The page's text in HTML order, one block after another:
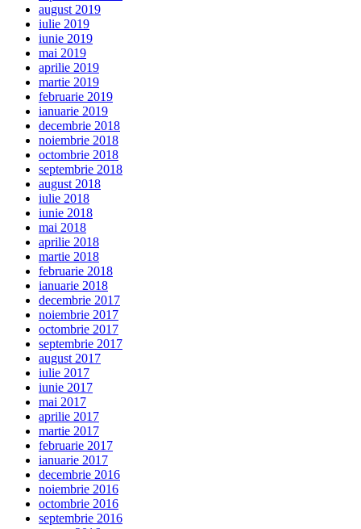
august 2019
iulie 2019
iunie 2019
mai 2019
aprilie 2019
martie 2019
februarie 2019
ianuarie 2019
decembrie 2018
noiembrie 2018
octombrie 2018
septembrie 2018
august 2018
iulie 2018
iunie 2018
mai 2018
aprilie 2018
martie 2018
februarie 2018
ianuarie 2018
decembrie 2017
noiembrie 2017
octombrie 2017
septembrie 2017
august 2017
iulie 2017
iunie 2017
mai 2017
aprilie 2017
martie 2017
februarie 2017
ianuarie 2017
decembrie 2016
noiembrie 2016
octombrie 2016
septembrie 2016